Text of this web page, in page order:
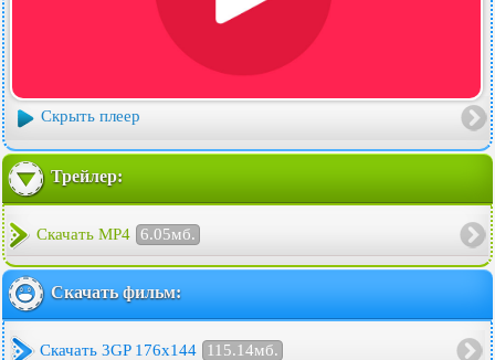
Скрыть плеер
Трейлер:
Скачать MP4 6.05мб.
Скачать фильм:
Скачать 3GP 176x144 115.14мб.